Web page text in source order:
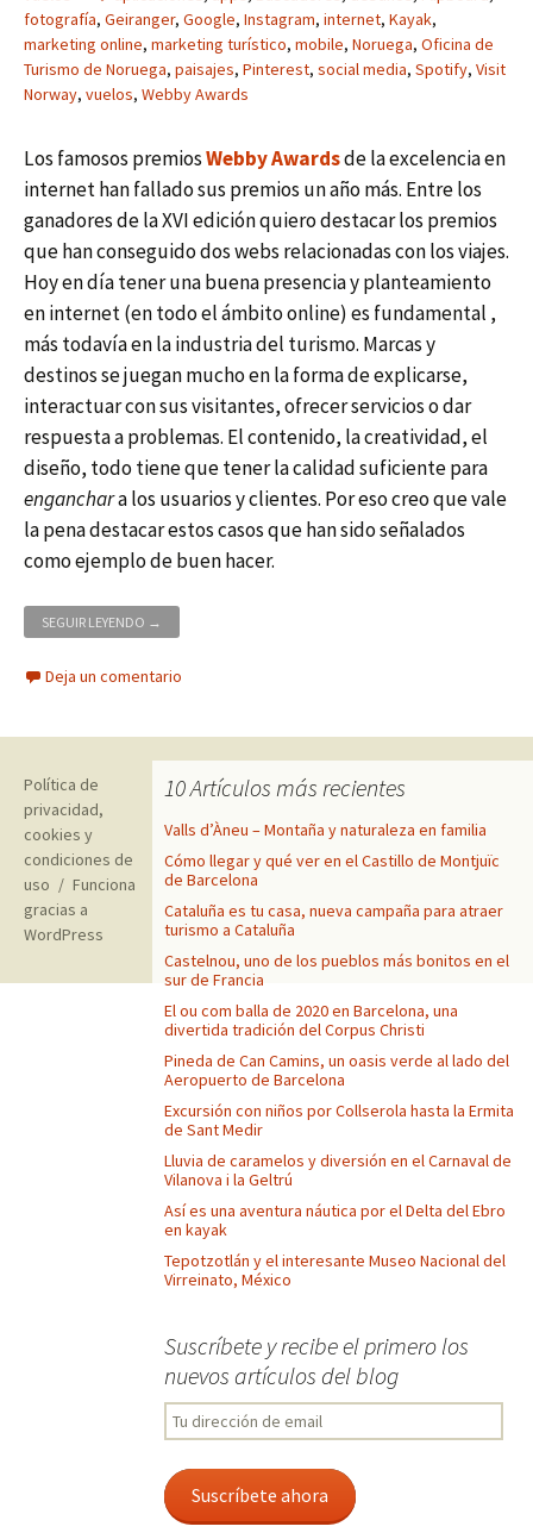
fotografía, Geiranger, Google, Instagram, internet, Kayak,
marketing online, marketing turístico, mobile, Noruega, Oficina de
Turismo de Noruega, paisajes, Pinterest, social media, Spotify, Visit
Norway, vuelos, Webby Awards
Los famosos premiosWebby Awardsde la excelencia en
internet han fallado sus premios un año más. Entre los
ganadores de la XVI edición quiero destacar los premios
que han conseguido dos webs relacionadas con los viajes.
Hoy en día tener una buena presencia y planteamiento
en internet (en todo el ámbito online) es fundamental ,
más todavía en la industria del turismo. Marcas y
destinos se juegan mucho en la forma de explicarse,
interactuar con sus visitantes, ofrecer servicios o dar
respuesta a problemas. El contenido, la creatividad, el
diseño, todo tiene que tener la calidad suficiente para
enganchara los usuarios y clientes. Por eso creo que vale
la pena destacar estos casos que han sido señalados
como ejemplo de buen hacer.
SEGUIR LEYENDO KAYAK Y VISITNORWAY, WEBS DE VIAJES GALARDONADAS EN
→
Deja un comentario
10 Artículos más recientes
Valls d’Àneu – Montaña y naturaleza en familia
Cómo llegar y qué ver en el Castillo de Montjuïc
de Barcelona
Cataluña es tu casa, nueva campaña para atraer
turismo a Cataluña
Castelnou, uno de los pueblos más bonitos en el
sur de Francia
El ou com balla de 2020 en Barcelona, una
divertida tradición del Corpus Christi
Pineda de Can Camins, un oasis verde al lado del
Aeropuerto de Barcelona
Excursión con niños por Collserola hasta la Ermita
de Sant Medir
Lluvia de caramelos y diversión en el Carnaval de
Vilanova i la Geltrú
Así es una aventura náutica por el Delta del Ebro
en kayak
Tepotzotlán y el interesante Museo Nacional del
Virreinato, México
Suscríbete y recibe el primero los
nuevos artículos del blog
Tu
dirección
email
Suscríbete ahora
Política de
privacidad,
cookies y
condiciones de
uso
Funciona
gracias a
WordPress